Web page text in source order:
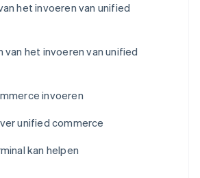
het invoeren van unified
van het invoeren van unified
invoeren
unified commerce
kan helpen